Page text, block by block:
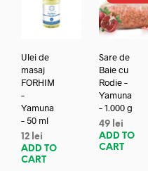
Ulei de
masaj
FORHIM
–
Yamuna
– 50 ml
12 lei
ADD TO
CART
Sare de
Baie cu
Rodie –
Yamuna
– 1.000 g
49 lei
ADD TO
CART